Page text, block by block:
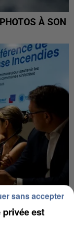
À SON
UN ÉLAN
privée est
sans accepter